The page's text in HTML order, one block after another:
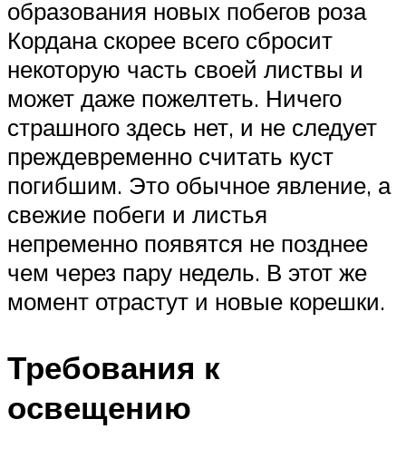
образования новых побегов роза
Кордана скорее всего сбросит
некоторую часть своей листвы и
может даже пожелтеть. Ничего
страшного здесь нет, и не следует
преждевременно считать куст
погибшим. Это обычное явление, а
свежие побеги и листья
непременно появятся не позднее
чем через пару недель. В этот же
момент отрастут и новые корешки.
Требования к
освещению